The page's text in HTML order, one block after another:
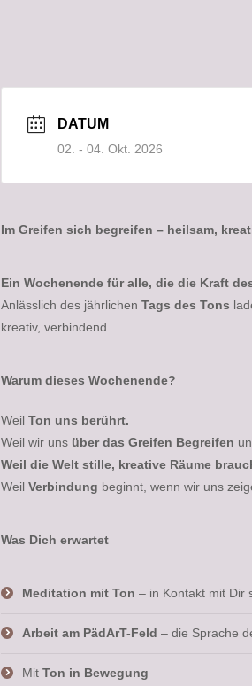
DATUM
02. - 04. Okt. 2026
Im Greifen sich begreifen – heilsam,
Ein Wochenende für alle, die die Kraft
Anlässlich des jährlichen Tags des Tons
kreativ, verbindend.
Warum dieses Wochenende?
Weil Ton uns berührt.
Weil wir uns über das Greifen Begreifen
Weil die Welt stille, kreative Räume
Weil Verbindung beginnt, wenn wir uns
Was Dich erwartet
Meditation mit Ton – in Kontakt mit Dir
Arbeit am PädArT-Feld – die Sprache
Mit Ton in Bewegung